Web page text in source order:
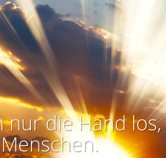
nur die Hand los,